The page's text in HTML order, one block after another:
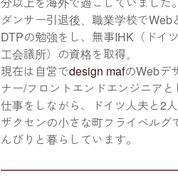
ダンサー引退後、職業学校でWeb
DTPの勉強をし、無事IHK（ドイ
工会議所）の資格を取得。
現在は自営でdesign mafのWebデ
ナー/フロントエンドエンジニアと
仕事をしながら、ドイツ人夫と2
ザクセンの小さな町フライベルグ
んびりと暮らしています。